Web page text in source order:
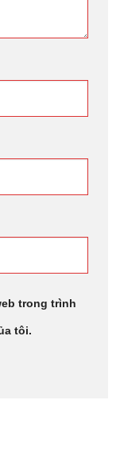
trong trình
tôi.